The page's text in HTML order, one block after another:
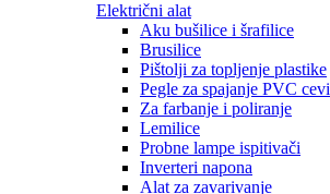
Električni alat
Aku bušilice i šrafilice
Brusilice
Pištolji za topljenje plastike
Pegle za spajanje PVC cevi
Za farbanje i poliranje
Lemilice
Probne lampe ispitivači
Inverteri napona
Alat za zavarivanje